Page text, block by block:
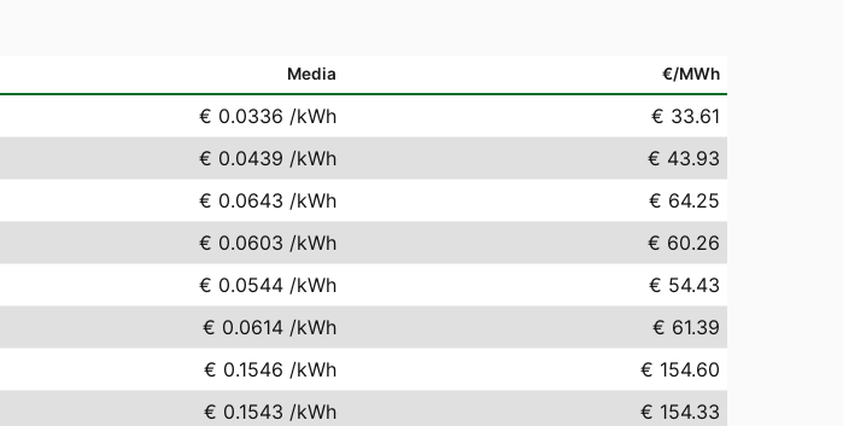
Media €/MWh
€ 0.0336 /kWh
€ 33.61
€ 0.0439 /kWh
€ 43.93
€ 0.0643 /kWh
€ 64.25
€ 0.0603 /kWh
€ 60.26
€ 0.0544 /kWh
€ 54.43
€ 0.0614 /kWh
€ 61.39
€ 0.1546 /kWh
€ 154.60
€ 0.1543 /kWh
€ 154.33